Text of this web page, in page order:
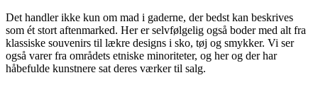
Det handler ikke kun om mad i gaderne, der bedst kan beskrives
som ét stort aftenmarked. Her er selvfølgelig også boder med alt fra
klassiske souvenirs til lækre designs i sko, tøj og smykker. Vi ser
også varer fra områdets etniske minoriteter, og her og der har
håbefulde kunstnere sat deres værker til salg.